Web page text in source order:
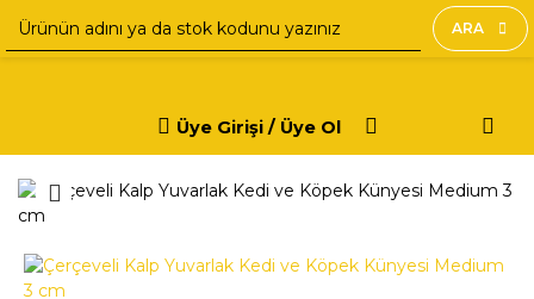
ARA
Üye Girişi / Üye Ol